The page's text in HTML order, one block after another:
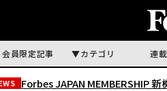
会員限定記事 カテゴリ 連載
Forbes JAPAN MEMBERSHIP 新